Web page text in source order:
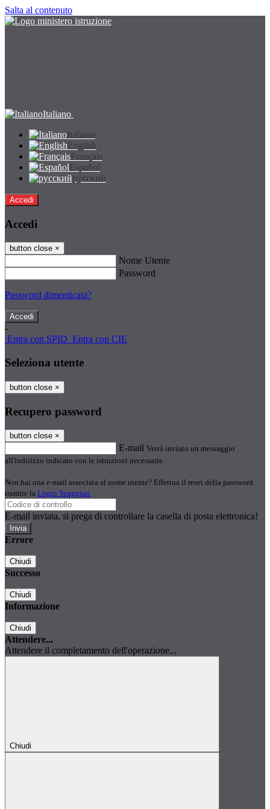
Salta al contenuto
Italiano
Italiano
English
Français
Español
русский
Accedi
Accedi
button close ×
Nome Utente
Password
Password dimenticata?
-
Entra con SPID Entra con CIE
Seleziona utente
button close ×
Recupero password
button close ×
E-mail Verrà inviato un messaggio
all'indirizzo indicato con le istruzioni necessarie.
Non hai una e-mail associata al nome utente? Effettua il reset della password
tramite la Login Spaggiari
E-mail inviata, si prega di controllare la casella di posta elettronica!
Errore
Chiudi
Successo
Chiudi
Informazione
Chiudi
Attendere...
Attendere il completamento dell'operazione...
Chiudi